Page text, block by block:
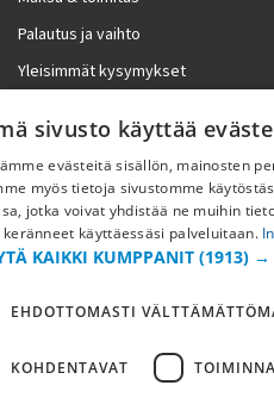
Palautus ja vaihto
Yleisimmät kysymykset
Lisää meistä
Yritystiedot
sivusto käyttää
evästeitä sisällön, mainosten
myös tietoja sivustomme
jotka voivat yhdistää ne muihin
keränneet käyttäessäsi palveluitaan.
KAIKKI KUMPPANIT (1913) →
EHDOTTOMASTI
KOHDENTAVAT